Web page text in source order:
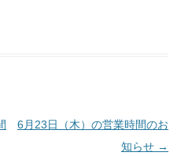
6月23日（木）の営業時間のお
知らせ →